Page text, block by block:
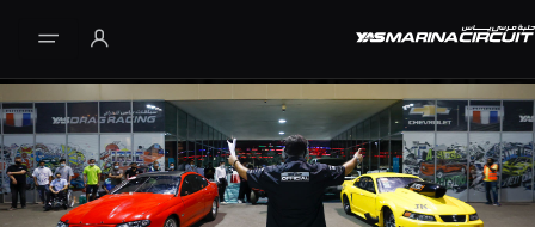
تخطي إلى المحتوى الرئيسي